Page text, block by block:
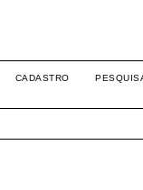
CADASTRO